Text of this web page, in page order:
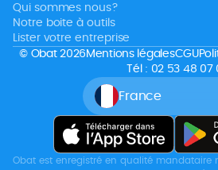
Qui sommes nous?
Notre boite à outils
Lister votre entreprise
France
© Obat 2026 Mentions légalesCGU
Tél : 02 53 48 07
Obat est enregistré en qualité mandataire